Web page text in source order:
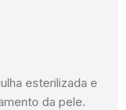
esterilizada e
da pele.